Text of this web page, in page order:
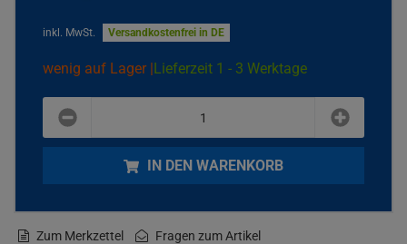
inkl. MwSt. Versandkostenfrei in DE
wenig auf Lager |Lieferzeit 1 - 3 Werktage
minus
IN DEN WARENKORB
Zum Merkzettel Fragen zum Artikel